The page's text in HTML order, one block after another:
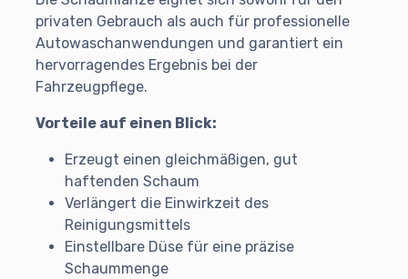
privaten Gebrauch als auch für professionelle
Autowaschanwendungen und garantiert ein
hervorragendes Ergebnis bei der
Fahrzeugpflege.
Vorteile auf einen Blick:
Erzeugt einen gleichmäßigen, gut
haftenden Schaum
Verlängert die Einwirkzeit des
Reinigungsmittels
Einstellbare Düse für eine präzise
Schaummenge